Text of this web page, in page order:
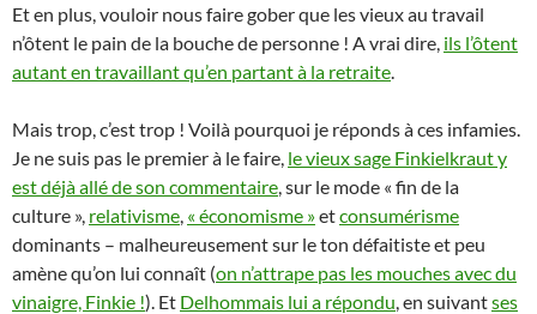
Et en plus, vouloir nous faire gober que les vieux au travail
n’ôtent le pain de la bouche de personne ! A vrai dire, ils l’ôtent
autant en travaillant qu’en partant à la retraite
Mais trop, c’est trop ! Voilà pourquoi je réponds à ces infamies.
Je ne suis pas le premier à le faire, le vieux sage Finkielkraut y
est déjà allé de son commentaire , sur le mode « fin de la
culture », relativisme « économisme »etconsumérisme
dominants – malheureusement sur le ton défaitiste et peu
amène qu’on lui connaît (on n’attrape pas les mouches avec du
vinaigre, Finkie !). Et Delhommais lui a répondu , en suivantses